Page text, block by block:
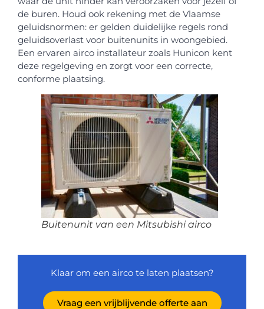
de buren. Houd ook rekening met de Vlaamse
geluidsnormen: er gelden duidelijke regels rond
geluidsoverlast voor buitenunits in woongebied.
Een ervaren airco installateur zoals Hunicon kent
deze regelgeving en zorgt voor een correcte,
conforme plaatsing.
Buitenunit van een Mitsubishi airco
Klaar om een airco te laten plaatsen?
Vraag een vrijblijvende offerte aan